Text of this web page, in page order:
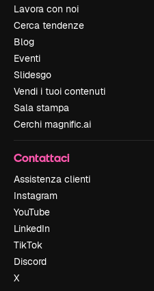
Lavora con noi
Cerca tendenze
Blog
Eventi
Slidesgo
Vendi i tuoi contenuti
Sala stampa
Cerchi magnific.ai
Contattaci
Assistenza clienti
Instagram
YouTube
LinkedIn
TikTok
Discord
X